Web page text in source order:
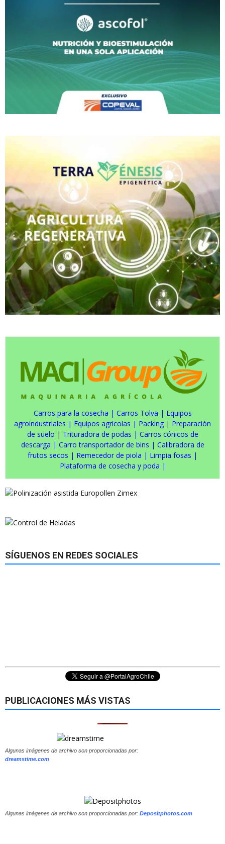
Carros para la cosecha | Carros Tolva | Equipos
agroindustriales | Equipos agrícolas | Packing | Preparación
de suelo | Trituradora de podas | Carros cónicos de
descarga | Carro transportador de bins | Calibradora de
frutos secos | Remecedor de piola | Limpia fosas |
Plataforma de cosecha y poda |
SÍGUENOS EN REDES SOCIALES
PUBLICACIONES MÁS VISTAS
Algunas imágenes de archivo son proporcionadas por:
dreamstime.com
Algunas imágenes de archivo son proporcionadas por: Depositphotos.com